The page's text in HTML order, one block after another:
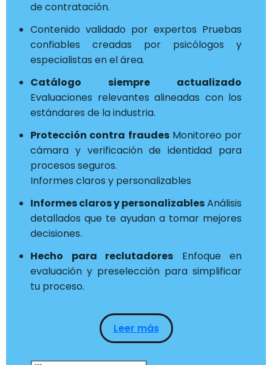
de contratación.
Contenido validado por expertos Pruebas
confiables creadas por psicólogos y
especialistas en el área.
Catálogo siempre actualizado
Evaluaciones relevantes alineadas con los
estándares de la industria.
Protección contra fraudesMonitoreo por
cámara y verificación de identidad para
procesos seguros.
Informes claros y personalizables
Informes claros y personalizablesAnálisis
detallados que te ayudan a tomar mejores
decisiones.
Hecho para reclutadores Enfoque en
evaluación y preselección para simplificar
tu proceso.
Leer más